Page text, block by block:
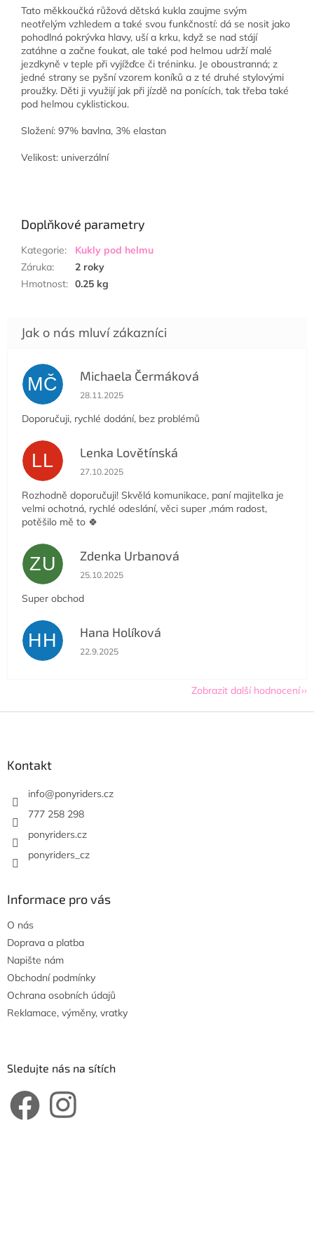
Tato měkkoučká růžová dětská kukla zaujme svým
neotřelým vzhledem a také svou funkčností: dá se nosit jako
pohodlná pokrývka hlavy, uší a krku, když se nad stájí
zatáhne a začne foukat, ale také pod helmou udrží malé
jezdkyně v teple při vyjížďce či tréninku. Je oboustranná; z
jedné strany se pyšní vzorem koníků a z té druhé stylovými
proužky. Děti ji využijí jak při jízdě na ponících, tak třeba také
pod helmou cyklistickou.
Složení: 97% bavlna, 3% elastan
Velikost: univerzální
Doplňkové parametry
Kategorie:
Kukly pod helmu
Záruka:
2 roky
Hmotnost: 0.25 kg
MČ Michaela Čermáková
Hodnocení obchodu je 5 z 5 hvězdiček.
28.11.2025
Doporučuji, rychlé dodání, bez problémů
LL Lenka Lovětínská
Hodnocení obchodu je 5 z 5 hvězdiček.
27.10.2025
Rozhodně doporučuji! Skvělá komunikace, paní majitelka je
velmi ochotná, rychlé odeslání, věci super ,mám radost,
potěšilo mě to 🍀
ZU Zdenka Urbanová
Hodnocení obchodu je 5 z 5 hvězdiček.
25.10.2025
Super obchod
HH Hana Holíková
Hodnocení obchodu je 5 z 5 hvězdiček.
22.9.2025
Zobrazit další hodnocení
Kontakt
info@ponyriders.cz
777 258 298
ponyriders.cz
ponyriders_cz
Informace pro vás
O nás
Doprava a platba
Napište nám
Obchodní podmínky
Ochrana osobních údajů
Reklamace, výměny, vratky
Sledujte nás na sítích